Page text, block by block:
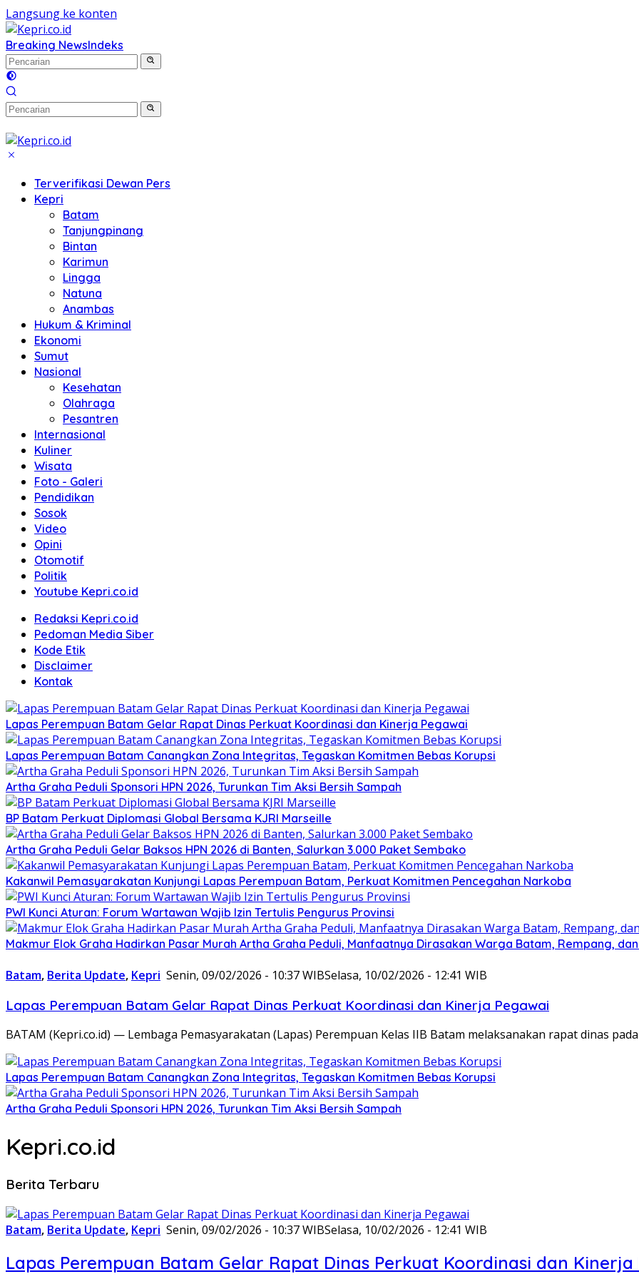
Langsung ke konten
Breaking NewsIndeks
Terverifikasi Dewan Pers
Kepri
Batam
Tanjungpinang
Bintan
Karimun
Lingga
Natuna
Anambas
Hukum & Kriminal
Ekonomi
Sumut
Nasional
Kesehatan
Olahraga
Pesantren
Internasional
Kuliner
Wisata
Foto - Galeri
Pendidikan
Sosok
Video
Opini
Otomotif
Politik
Youtube Kepri.co.id
Redaksi Kepri.co.id
Pedoman Media Siber
Kode Etik
Disclaimer
Kontak
Lapas Perempuan Batam Gelar Rapat Dinas Perkuat Koordinasi dan Kinerja Pegawai
Lapas Perempuan Batam Canangkan Zona Integritas, Tegaskan Komitmen Bebas Korupsi
Artha Graha Peduli Sponsori HPN 2026, Turunkan Tim Aksi Bersih Sampah
BP Batam Perkuat Diplomasi Global Bersama KJRI Marseille
Artha Graha Peduli Gelar Baksos HPN 2026 di Banten, Salurkan 3.000 Paket Sembako
Kakanwil Pemasyarakatan Kunjungi Lapas Perempuan Batam, Perkuat Komitmen Pencegahan Narkoba
PWI Kunci Aturan: Forum Wartawan Wajib Izin Tertulis Pengurus Provinsi
Makmur Elok Graha Hadirkan Pasar Murah Artha Graha Peduli, Manfaatnya Dirasakan Warga Batam, Rempang,
Batam, Berita Update, Kepri Senin, 09/02/2026 - 10:37 WIBSelasa, 10/02/2026 - 12:41 WIB
Lapas Perempuan Batam Gelar Rapat Dinas Perkuat Koordinasi dan Kinerja Pegawai
BATAM (Kepri.co.id) — Lembaga Pemasyarakatan (Lapas) Perempuan Kelas IIB Batam melaksanakan rapat dinas
Lapas Perempuan Batam Canangkan Zona Integritas, Tegaskan Komitmen Bebas Korupsi
Artha Graha Peduli Sponsori HPN 2026, Turunkan Tim Aksi Bersih Sampah
Kepri.co.id
Berita Terbaru
Batam, Berita Update, Kepri Senin, 09/02/2026 - 10:37 WIBSelasa, 10/02/2026 - 12:41 WIB
Lapas Perempuan Batam Gelar Rapat Dinas Perkuat Koordinasi dan Kinerja